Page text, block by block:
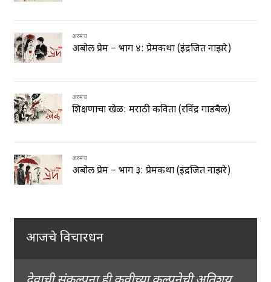
अक्षरमंच
अबोल प्रेम – भाग ४: प्रेमकथा (इंद्रजित नाझरे)
अक्षरमंच
शिक्षणाचा खेळ: मराठी कविता (रविंद्र गाडबैल)
अक्षरमंच
अबोल प्रेम – भाग ३: प्रेमकथा (इंद्रजित नाझरे)
आजचे विचारधन